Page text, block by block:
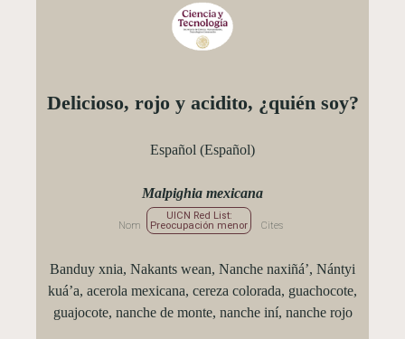
Delicioso, rojo y acidito, ¿quién soy?
Español (Español)
Malpighia mexicana
Nom
UICN Red List:
Preocupación menor
Cites
Banduy xnia, Nakants wean, Nanche naxiñá’, Nántyi
kuá’a, acerola mexicana, cereza colorada, guachocote,
guajocote, nanche de monte, nanche iní, nanche rojo